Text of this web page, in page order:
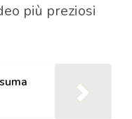
più preziosi